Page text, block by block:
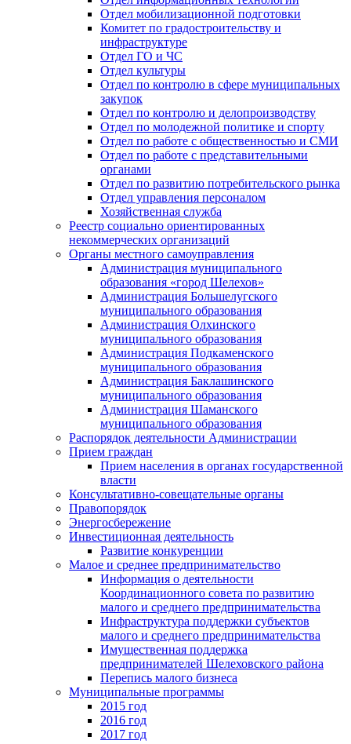
Отдел мобилизационной подготовки
Комитет по градостроительству и
инфраструктуре
Отдел ГО и ЧС
Отдел культуры
Отдел по контролю в сфере муниципальных
закупок
Отдел по контролю и делопроизводству
Отдел по молодежной политике и спорту
Отдел по работе с общественностью и СМИ
Отдел по работе с представительными
органами
Отдел по развитию потребительского рынка
Отдел управления персоналом
Хозяйственная служба
Реестр социально ориентированных
некоммерческих организаций
Органы местного самоуправления
Администрация муниципального
образования «город Шелехов»
Администрация Большелугского
муниципального образования
Администрация Олхинского
муниципального образования
Администрация Подкаменского
муниципального образования
Администрация Баклашинского
муниципального образования
Администрация Шаманского
муниципального образования
Распорядок деятельности Администрации
Прием граждан
Прием населения в органах государственной
власти
Консультативно-совещательные органы
Правопорядок
Энергосбережение
Инвестиционная деятельность
Развитие конкуренции
Малое и среднее предпринимательство
Информация о деятельности
Координационного совета по развитию
малого и среднего предпринимательства
Инфраструктура поддержки субъектов
малого и среднего предпринимательства
Имущественная поддержка
предпринимателей Шелеховского района
Перепись малого бизнеса
Муниципальные программы
2015 год
2016 год
2017 год